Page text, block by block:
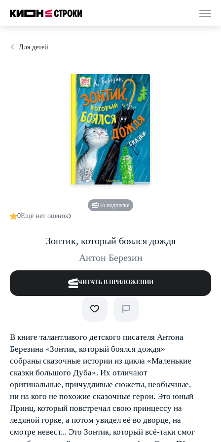
Для детей
По подписке
0Ещё нет оценок
Зонтик, который боялся дождя
Антон Березин
ЧИТАТЬ В ПРИЛОЖЕНИИ
В книге талантливого детского писателя Антона
Березина «Зонтик, который боялся дождя»
собраны сказочные истории из цикла «Маленькие
сказки большого Дуба». Их отличают
оригинальные, причудливые сюжеты, необычные,
ни на кого не похожие сказочные герои. Это юный
Принц, который повстречал свою принцессу на
ледяной горке, а потом увидел её во дворце, на
смотре невест... Это Зонтик, который всё-таки смог